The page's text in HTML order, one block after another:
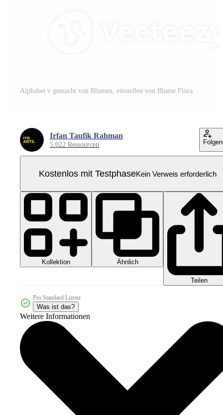
Alphabet v gemacht von Blumen, einstellen von Blume Flora Schriftart, generativ ai generiert Pro PNG
Irfan Taufik Rahman
5.022 Ressourcen Folgen
Kostenlos mit TestphaseKein Verweis erforderlich
Kollektion Ähnlich
Teilen
Pro Standard Lizenz
Was ist das?
Weitere Informationen